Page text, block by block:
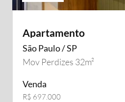
Apartamento
São Paulo / SP
Mov Perdizes 32m²
Venda
R$ 697.000